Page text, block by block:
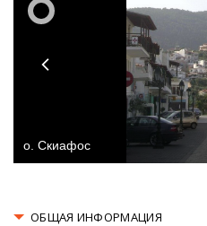
ОБЩАЯ ИНФОРМАЦИЯ